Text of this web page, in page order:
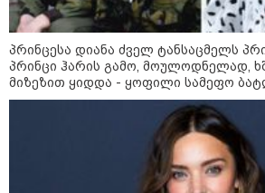
პრინცესა დიანა ძველ ტანსაცმელს
პრინცი ჰარის გამო, მოულოდნელად,
მიზეზით ყიდდა - ყოფილი სამეფო
საკუთარ წიგნში საუბრობს